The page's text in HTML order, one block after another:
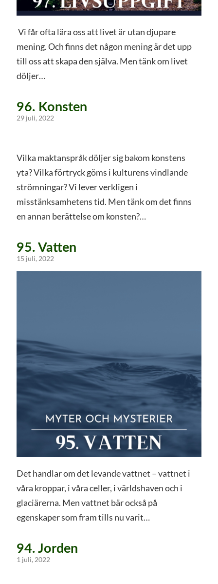
Vi får ofta lära oss att livet är utan djupare
mening. Och finns det någon mening är det upp
till oss att skapa den själva. Men tänk om livet
döljer…
96. Konsten
29 juli, 2022
Vilka maktanspråk döljer sig bakom konstens
yta? Vilka förtryck göms i kulturens vindlande
strömningar? Vi lever verkligen i
misstänksamhetens tid. Men tänk om det finns
en annan berättelse om konsten?…
95. Vatten
15 juli, 2022
Det handlar om det levande vattnet – vattnet i
våra kroppar, i våra celler, i världshaven och i
glaciärerna. Men vattnet bär också på
egenskaper som fram tills nu varit…
94. Jorden
1 juli, 2022